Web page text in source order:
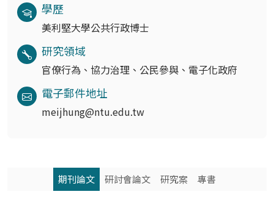
學歷
美利堅大學公共行政博士
研究領域
官僚行為、協力治理、公民參與、電子化政府
電子郵件地址
meijhung@ntu.edu.tw
期刊論文 研討會論文 研究案 專書